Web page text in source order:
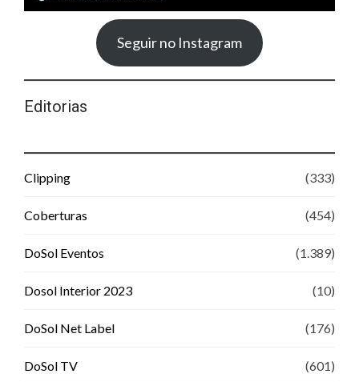
Seguir no Instagram
Editorias
Clipping (333)
Coberturas (454)
DoSol Eventos (1.389)
Dosol Interior 2023 (10)
DoSol Net Label (176)
DoSol TV (601)